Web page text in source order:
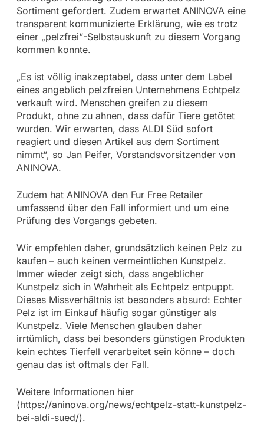
Sortiment gefordert. Zudem erwartet ANINOVA eine
transparent kommunizierte Erklärung, wie es trotz
einer „pelzfrei“-Selbstauskunft zu diesem Vorgang
kommen konnte.
„Es ist völlig inakzeptabel, dass unter dem Label
eines angeblich pelzfreien Unternehmens Echtpelz
verkauft wird. Menschen greifen zu diesem
Produkt, ohne zu ahnen, dass dafür Tiere getötet
wurden. Wir erwarten, dass ALDI Süd sofort
reagiert und diesen Artikel aus dem Sortiment
nimmt“, so Jan Peifer, Vorstandsvorsitzender von
ANINOVA.
Zudem hat ANINOVA den Fur Free Retailer
umfassend über den Fall informiert und um eine
Prüfung des Vorgangs gebeten.
Wir empfehlen daher, grundsätzlich keinen Pelz zu
kaufen – auch keinen vermeintlichen Kunstpelz.
Immer wieder zeigt sich, dass angeblicher
Kunstpelz sich in Wahrheit als Echtpelz entpuppt.
Dieses Missverhältnis ist besonders absurd: Echter
Pelz ist im Einkauf häufig sogar günstiger als
Kunstpelz. Viele Menschen glauben daher
irrtümlich, dass bei besonders günstigen Produkten
kein echtes Tierfell verarbeitet sein könne – doch
genau das ist oftmals der Fall.
Weitere Informationen hier
(https://aninova.org/news/echtpelz-statt-kunstpelz-
bei-aldi-sued/).